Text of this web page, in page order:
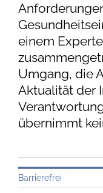
einem
Umgang, die
Aktualität der
übernimmt
Barrierefrei